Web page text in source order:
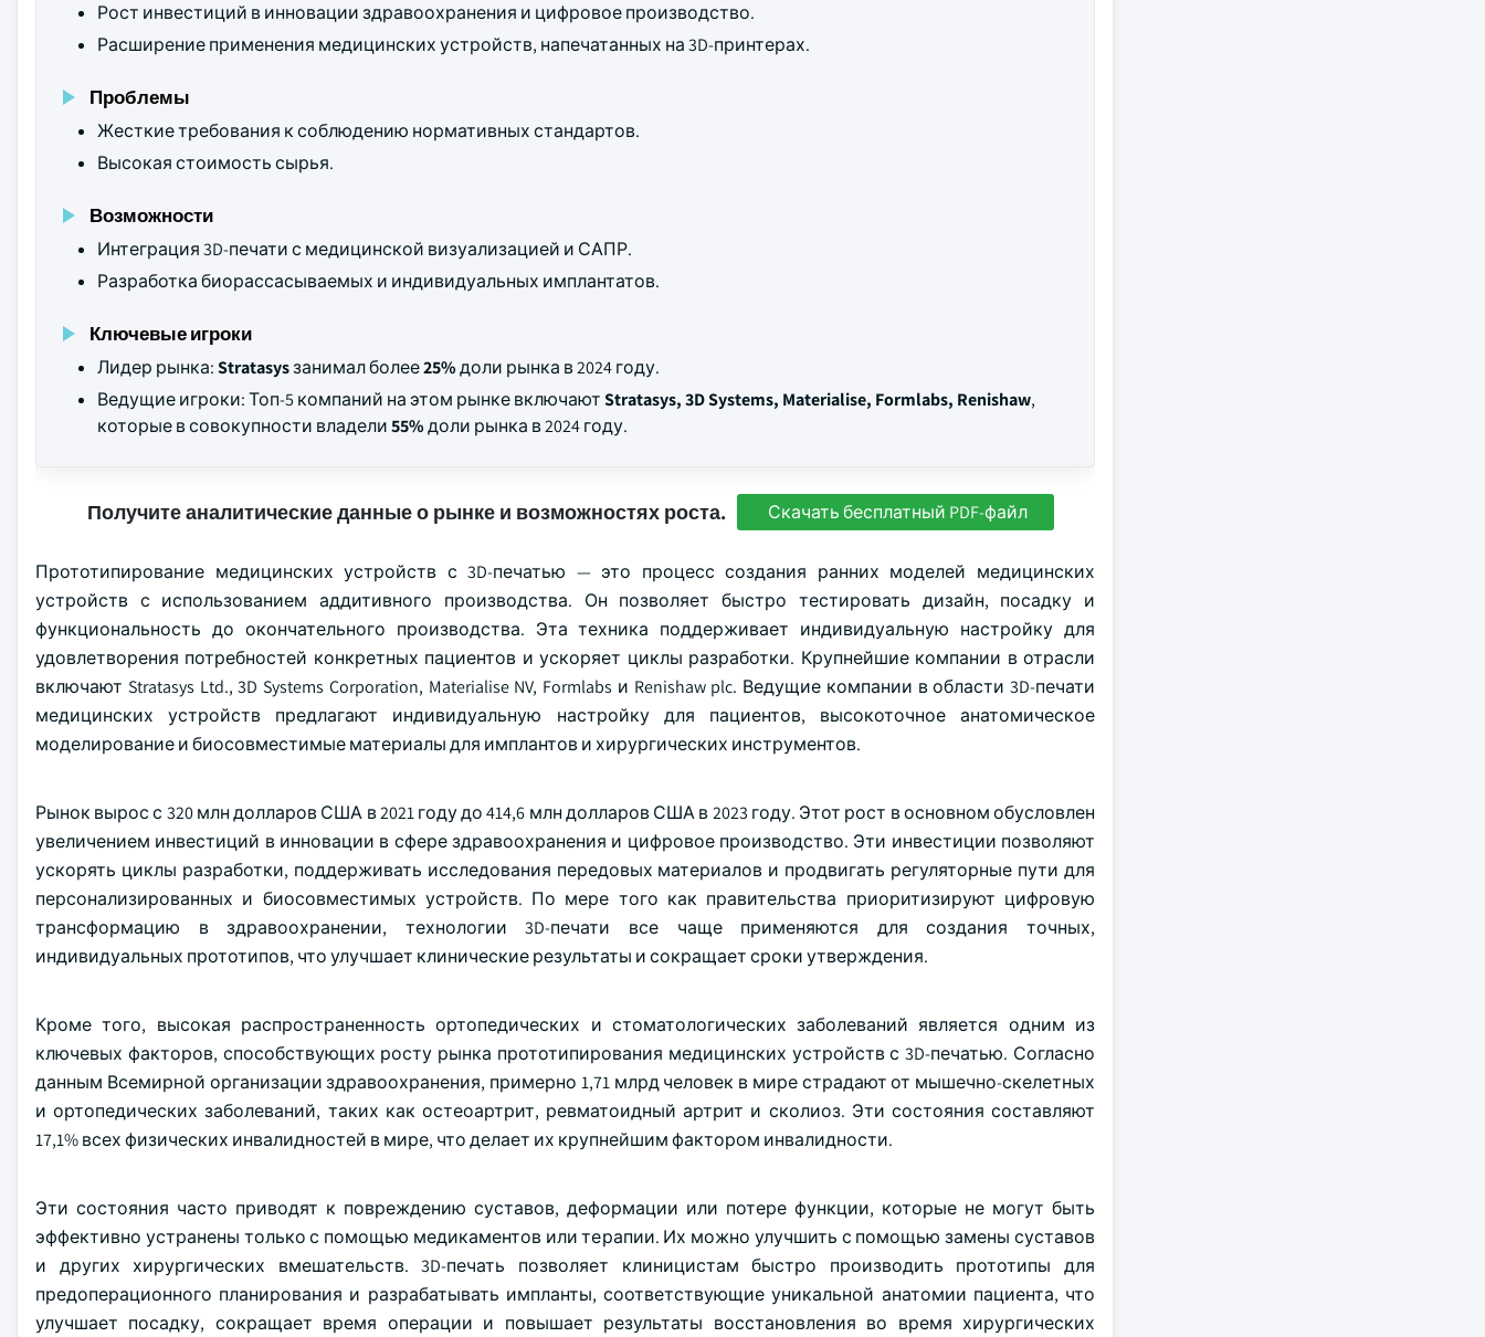
Рост инвестиций в инновации здравоохранения и цифровое производство.
Расширение применения медицинских устройств, напечатанных на 3D-принтерах.
Проблемы
Жесткие требования к соблюдению нормативных стандартов.
Высокая стоимость сырья.
Возможности
Интеграция 3D-печати с медицинской визуализацией и САПР.
Разработка биорассасываемых и индивидуальных имплантатов.
Ключевые игроки
Лидер рынка:Stratasysзанимал более25%доли рынка в 2024 году.
Ведущие игроки: Топ-5 компаний на этом рынке включаютStratasys, 3D Systems, Materialise, Formlabs, Renishaw,
которые в совокупности владели55%доли рынка в 2024 году.
Получите аналитические данные о рынке и возможностях роста. Скачать бесплатный PDF-файл
Прототипирование медицинских устройств с 3D-печатью — это процесс создания ранних моделей медицинских
устройств с использованием аддитивного производства. Он позволяет быстро тестировать дизайн, посадку и
функциональность до окончательного производства. Эта техника поддерживает индивидуальную настройку для
удовлетворения потребностей конкретных пациентов и ускоряет циклы разработки. Крупнейшие компании в отрасли
включают Stratasys Ltd., 3D Systems Corporation, Materialise NV, Formlabs и Renishaw plc. Ведущие компании в области 3D-печати
медицинских устройств предлагают индивидуальную настройку для пациентов, высокоточное анатомическое
моделирование и биосовместимые материалы для имплантов и хирургических инструментов.
Рынок вырос с 320 млн долларов США в 2021 году до 414,6 млн долларов США в 2023 году. Этот рост в основном обусловлен
увеличением инвестиций в инновации в сфере здравоохранения и цифровое производство. Эти инвестиции позволяют
ускорять циклы разработки, поддерживать исследования передовых материалов и продвигать регуляторные пути для
персонализированных и биосовместимых устройств. По мере того как правительства приоритизируют цифровую
трансформацию в здравоохранении, технологии 3D-печати все чаще применяются для создания точных,
индивидуальных прототипов, что улучшает клинические результаты и сокращает сроки утверждения.
Кроме того, высокая распространенность ортопедических и стоматологических заболеваний является одним из
ключевых факторов, способствующих росту рынка прототипирования медицинских устройств с 3D-печатью. Согласно
данным Всемирной организации здравоохранения, примерно 1,71 млрд человек в мире страдают от мышечно-скелетных
и ортопедических заболеваний, таких как остеоартрит, ревматоидный артрит и сколиоз. Эти состояния составляют
17,1% всех физических инвалидностей в мире, что делает их крупнейшим фактором инвалидности.
Эти состояния часто приводят к повреждению суставов, деформации или потере функции, которые не могут быть
эффективно устранены только с помощью медикаментов или терапии. Их можно улучшить с помощью замены суставов
и других хирургических вмешательств. 3D-печать позволяет клиницистам быстро производить прототипы для
предоперационного планирования и разрабатывать импланты, соответствующие уникальной анатомии пациента, что
улучшает посадку, сокращает время операции и повышает результаты восстановления во время хирургических